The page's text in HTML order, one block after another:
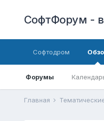
СофтФорум -
Софтодром
Форумы
Главная